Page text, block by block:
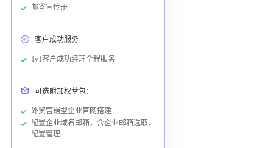
邮寄宣传册
客户成功服务
1v1客户成功经理全程服务
可选附加权益包：
外贸营销型企业官网搭建
配置企业域名邮箱，含企业邮箱选取、
配置管理